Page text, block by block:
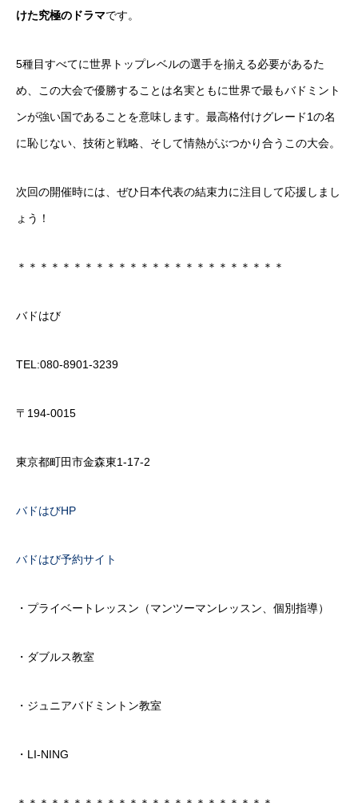
けた究極のドラマです。
5種目すべてに世界トップレベルの選手を揃える必要があるた
め、この大会で優勝することは名実ともに世界で最もバドミント
ンが強い国であることを意味します。最高格付けグレード1の名
に恥じない、技術と戦略、そして情熱がぶつかり合うこの大会。
次回の開催時には、ぜひ日本代表の結束力に注目して応援しまし
ょう！
＊＊＊＊＊＊＊＊＊＊＊＊＊＊＊＊＊＊＊＊＊＊＊＊
バドはび
TEL:080-8901-3239
〒194-0015
東京都町田市金森東1-17-2
バドはびHP
バドはび予約サイト
・プライベートレッスン（マンツーマンレッスン、個別指導）
・ダブルス教室
・ジュニアバドミントン教室
・LI-NING